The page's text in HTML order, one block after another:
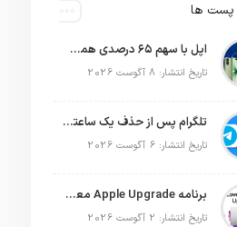
پست ها
اپل با سهم ۶۵ درصدی همچنان فرمانروای بازار گوشی‌های پریمیوم جهان است
تاریخ انتشار: 8 آگوست 2026
تلگرام پس از حذف یک ساعته به اپ استور بازگشت
تاریخ انتشار: 6 آگوست 2026
برنامه Apple Upgrade معرفی شد؛ شرایط اپل برای اجاره آیفون، آیپد، مک و اپل واچ
تاریخ انتشار: 2 آگوست 2026